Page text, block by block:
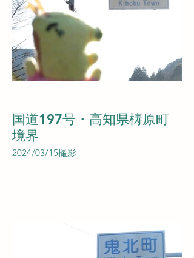
国道197号・高知県梼原町
境界
2024/03/15撮影